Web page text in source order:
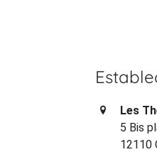
Les
5 Bis
12110